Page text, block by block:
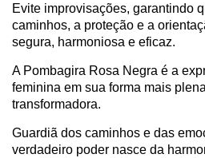
Evite improvisações, garantindo
caminhos, a proteção e a
segura, harmoniosa e eficaz.
A Pombagira Rosa Negra é a
feminina em sua forma mais
transformadora.
Guardiã dos caminhos e das
verdadeiro poder nasce da